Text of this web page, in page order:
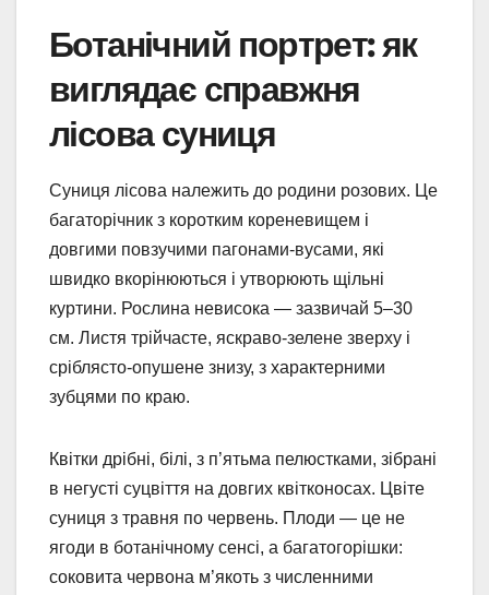
Ботанічний портрет: як
виглядає справжня
лісова суниця
Суниця лісова належить до родини розових. Це
багаторічник з коротким кореневищем і
довгими повзучими пагонами-вусами, які
швидко вкорінюються і утворюють щільні
куртини. Рослина невисока — зазвичай 5–30
см. Листя трійчасте, яскраво-зелене зверху і
сріблясто-опушене знизу, з характерними
зубцями по краю.
Квітки дрібні, білі, з п’ятьма пелюстками, зібрані
в негусті суцвіття на довгих квітконосах. Цвіте
суниця з травня по червень. Плоди — це не
ягоди в ботанічному сенсі, а багатогорішки:
соковита червона м’якоть з численними